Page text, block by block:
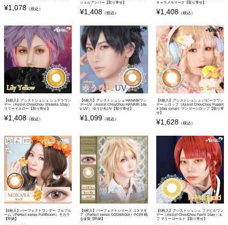
¥1,078 （税込）
シェルアンバー【取り寄せ】
¥1,408 （税込）
キャラメルマーク【取り寄せ】
¥1,408（税込）
【6枚入】アシストシュシュ シュテラワン
デー（Assist ChouChou Shutella 1Day）
リリーイエロー【取り寄せ】
¥1,408 （税込）
【6枚入】アシストシュシュ HANABIワン
デーUV（Assist ChouChou HANABI 1da
y UV） ゆうひ丸UV【取り寄せ】
¥1,099 （税込）
【6枚入】アシストシュシュ パピーラワン
デー シロップ（Assist ChouChou Puppill
a 1day syrup）マンゴーシロップ【取り寄
せ】
¥1,628（税込）
【6枚入】パーフェクトワンデー フルブル
ーム（Perfect series FullBloom）モカラ
【即納】
【6枚入】パーフェクトシリーズ コスマギ
ア（Perfect series COSMAGIA）PC09 眠
る金貨【即納】
【6枚入】アシストシュシュ ファビルワン
デー（Assist ChouChou Favill 1day）エ
フ マリーゴールド【取り寄せ】